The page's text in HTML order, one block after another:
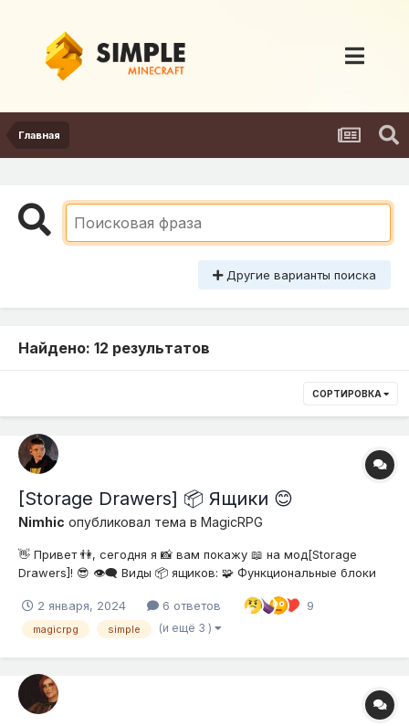
Главная
Другие варианты поиска
Найдено: 12 результатов
СОРТИРОВКА
[Storage Drawers] 📦 Ящики 😊
Nimhic опубликовал тема в MagicRPG
👋 Привет 👫, сегодня я 📸 вам покажу 📖 на мод[Storage
Drawers]! 😎 👁️‍🗨️ Виды 📦 ящиков: 🧩 Функциональные блоки
Прикольчики: 🤪
2 января, 2024 6 ответов 9
magicrpg simple (и ещё 3 )